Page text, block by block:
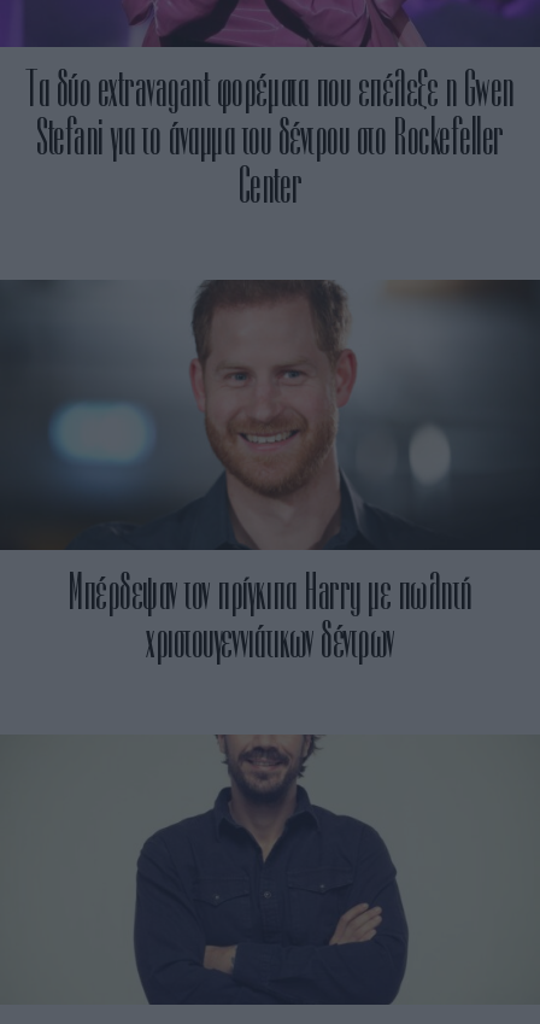
Τα δύο extravagant φορέματα που επέλεξε η Gwen
Stefani για το άναμμα του δέντρου στο Rockefeller
Center
Μπέρδεψαν τον πρίγκιπα Harry με πωλητή
χριστουγεννιάτικων δέντρων